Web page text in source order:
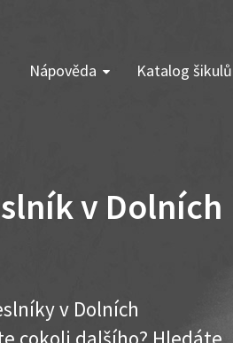
Nápověda Katalog šikulů
v Dolních
v Dolních